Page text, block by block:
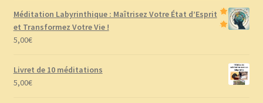
Méditation Labyrinthique : Maîtrisez Votre État d’Esprit
et Transformez Votre Vie !
5,00€
Livret de 10 méditations
5,00€